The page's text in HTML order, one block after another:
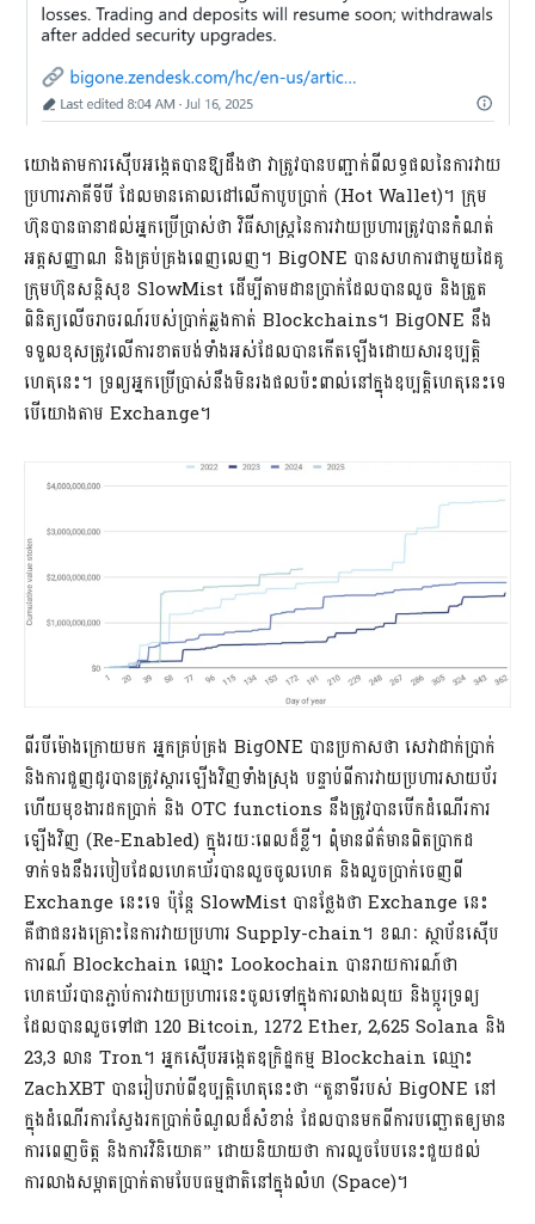
យោងតាមការស៊ើបអង្កេតបានឱ្យដឹងថា វាត្រូវបានបញ្ជាក់ពីលទ្ធផលនៃការវាយ
ប្រហារភាគីទីបី ដែលមានគោលដៅលើកាបូបប្រាក់ (Hot Wallet)។ ក្រុម
ហ៊ុនបានធានាដល់អ្នកប្រើប្រាស់ថា វិធីសាស្រ្តនៃការវាយប្រហារត្រូវបានកំណត់
អត្តសញ្ញាណ និងគ្រប់គ្រងពេញលេញ។ BigONE បានសហការជាមួយដៃគូ
ក្រុមហ៊ុនសន្តិសុខ SlowMist ដើម្បីតាមដានប្រាក់ដែលបានលួច និងត្រួត
ពិនិត្យលើចរាចរណ៍របស់ប្រាក់ឆ្លងកាត់ Blockchains។ BigONE នឹង
ទទួលខុសត្រូវលើការខាតបង់ទាំងអស់ដែលបានកើតឡើងដោយសារឧប្បត្តិ
ហេតុនេះ។ ទ្រព្យអ្នកប្រើប្រាស់នឹងមិនរងផលប៉ះពាល់នៅក្នុងឧប្បត្តិហេតុនេះទេ
បើយោងតាម Exchange។
ពីរបីម៉ោងក្រោយមក អ្នកគ្រប់គ្រង BigONE បានប្រកាសថា សេវាដាក់ប្រាក់
និងការជួញដូរបានត្រូវស្តារឡើងវិញទាំងស្រុង បន្ទាប់ពីការវាយប្រហារសាយប័រ
ហើយមុខងារដកប្រាក់ និង OTC functions នឹងត្រូវបានបើកដំណើរការ
ឡើងវិញ (Re-Enabled) ក្នុងរយៈពេលដ៏ខ្លី។ ពុំមានព័ត៌មានពិតប្រាកដ
ទាក់ទងនឹងរបៀបដែលហេគឃ័របានលួចចូលហេគ និងលួចប្រាក់ចេញពី
Exchange នេះទេ ប៉ុន្តែ SlowMist បានថ្លែងថា Exchange នេះ
គឺជាជនរងគ្រោះនៃការវាយប្រហារ Supply-chain។ ខណៈ ស្ថាប័នស៊ើប
ការណ៍ Blockchain ឈ្មោះ Lookochain បានរាយការណ៍ថា
ហេគឃ័រ​បានភ្ជាប់ការវាយប្រហារនេះចូលទៅក្នុងការលាងលុយ និងប្តូរទ្រព្យ
ដែលបានលួចទៅជា 120 Bitcoin, 1272 Ether, 2,625 Solana និង
23,3 លាន Tron។ អ្នកស៊ើបអង្កេតឧក្រិដ្ឋកម្ម Blockchain ឈ្មោះ
ZachXBT បានរៀបរាប់ពីឧប្បត្តិហេតុនេះថា “តួនាទីរបស់ BigONE នៅ
ក្នុងដំណើរការស្វែងរកប្រាក់ចំណូលដ៏សំខាន់ ដែលបានមកពីការបញ្ឆោតឲ្យមាន
ការពេញចិត្ត និងការវិនិយោគ” ដោយនិយាយថា ការលួចបែបនេះជួយដល់
ការលាងសម្អាតប្រាក់តាមបែបធម្មជាតិនៅក្នុងលំហ (Space)។